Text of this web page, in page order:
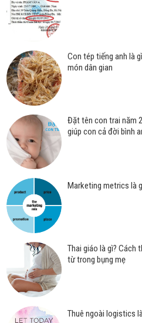
Con tép tiếng anh là
món dân gian
Đặt tên con trai năm
giúp con cả đời bình
Marketing metrics là
Thai giáo là gì? Cách
từ trong bụng mẹ
Thuê ngoài logistics